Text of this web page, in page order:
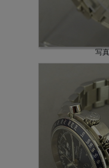
写